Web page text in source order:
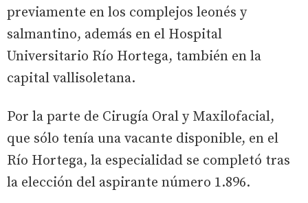
previamente en los complejos leonés y
salmantino, además en el Hospital
Universitario Río Hortega, también en la
capital vallisoletana.
Por la parte de Cirugía Oral y Maxilofacial,
que sólo tenía una vacante disponible, en el
Río Hortega, la especialidad se completó tras
la elección del aspirante número 1.896.